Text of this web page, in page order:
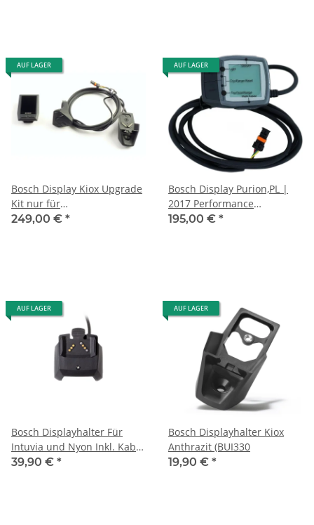
AUF LAGER
Bosch Display Kiox Upgrade
Kit nur für
Werkstattmontage ohne
249,00 € *
AUF LAGER
Bosch Display Purion,PL |
2017 Performance
Line,Anthrazit,1500mm
195,00 € *
AUF LAGER
Bosch Displayhalter Für
Intuvia und Nyon Inkl. Kabel
zur Antriebseinheit und 3 x
39,90 € *
AUF LAGER
Bosch Displayhalter Kiox
Anthrazit (BUI330
19,90 € *